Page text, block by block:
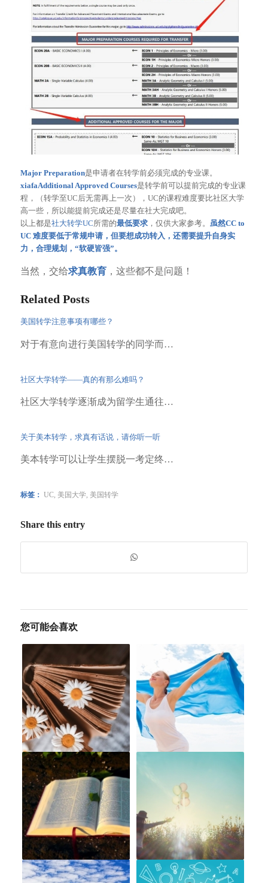
Major Preparation是申请者在转学前必须完成的专业课。
xiafaAdditional Approved Courses是转学前可以提前完成的专业课
程，（转学至UC后无需再上一次），UC的课程难度要比社区大学
高一些，所以能提前完成还是尽量在社大完成吧。
以上都是社大转学UC所需的最低要求，仅供大家参考。 虽然CC to
UC 难度要低于常规申请，但要想成功转入，还需要提升自身实
力，合理规划，“软硬皆强”。
当然，交给求真教育，这些都不是问题！
Related Posts
美国转学注意事项有哪些？
对于有意向进行美国转学的同学而…
社区大学转学——真的有那么难吗？
社区大学转学逐渐成为留学生通往…
关于美本转学，求真有话说，请你听一听
美本转学可以让学生摆脱一考定终…
标签： UC, 美国大学, 美国转学
Share this entry
您可能会喜欢